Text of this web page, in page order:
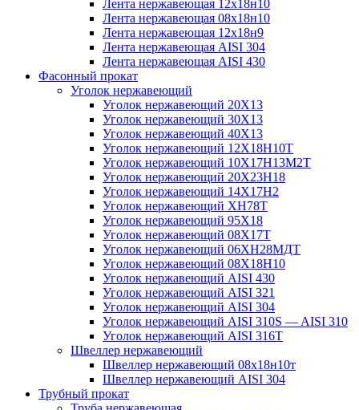
Лента нержавеющая 12х18н10
Лента нержавеющая 08х18н10
Лента нержавеющая 12х18н9
Лента нержавеющая AISI 304
Лента нержавеющая AISI 430
Фасонный прокат
Уголок нержавеющий
Уголок нержавеющий 20Х13
Уголок нержавеющий 30Х13
Уголок нержавеющий 40Х13
Уголок нержавеющий 12Х18Н10Т
Уголок нержавеющий 10Х17Н13М2T
Уголок нержавеющий 20Х23Н18
Уголок нержавеющий 14Х17Н2
Уголок нержавеющий ХН78Т
Уголок нержавеющий 95Х18
Уголок нержавеющий 08Х17Т
Уголок нержавеющий 06ХН28МДТ
Уголок нержавеющий 08Х18Н10
Уголок нержавеющий AISI 430
Уголок нержавеющий AISI 321
Уголок нержавеющий AISI 304
Уголок нержавеющий AISI 310S — AISI 310
Уголок нержавеющий AISI 316T
Швеллер нержавеющий
Швеллер нержавеющий 08х18н10т
Швеллер нержавеющий AISI 304
Трубный прокат